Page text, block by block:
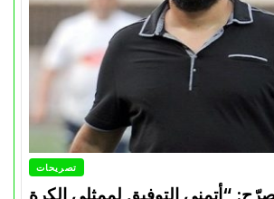
تصريحات
“أتمنى التوفيق لممثلي الكرة